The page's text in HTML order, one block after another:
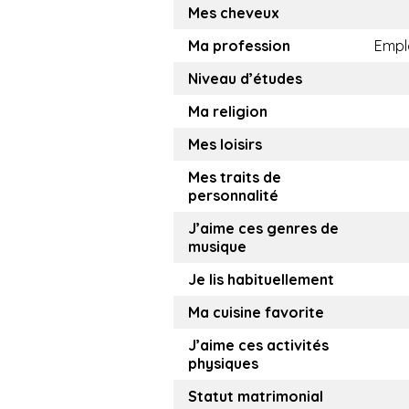
Mes cheveux
Ma profession
Niveau d’études
Ma religion
Mes loisirs
Mes traits de
personnalité
J’aime ces genres de
musique
Je lis habituellement
Ma cuisine favorite
J’aime ces activités
physiques
Statut matrimonial